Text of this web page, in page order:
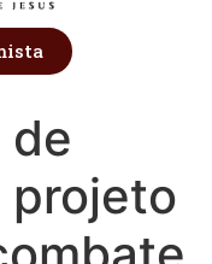
de
projeto